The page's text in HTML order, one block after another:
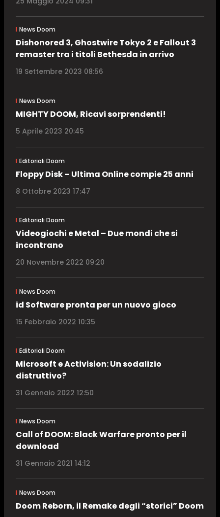
News Doom
Dishonored 3, Ghostwire Tokyo 2 e Fallout 3
remaster tra i titoli Bethesda in arrivo
19 Settembre 2023 08:56
News Doom
MIGHTY DOOM, Ricavi sorprendenti!
5 Aprile 2023 20:45
Editoriali Doom
Floppy Disk – Ultima Online compie 25 anni
8 Ottobre 2023 17:47
Editoriali Doom
Videogiochi e Metal – Due mondi che si
incontrano
20 Novembre 2022 09:20
News Doom
id Software pronta per un nuovo gioco
15 Febbraio 2022 10:35
Editoriali Doom
Microsoft e Activision: Un sodalizio
distruttivo?
31 Gennaio 2022 12:50
News Doom
Call of DOOM: Black Warfare pronto per il
download
31 Gennaio 2021 14:12
News Doom
Doom Reborn, il Remake degli “storici” Doom